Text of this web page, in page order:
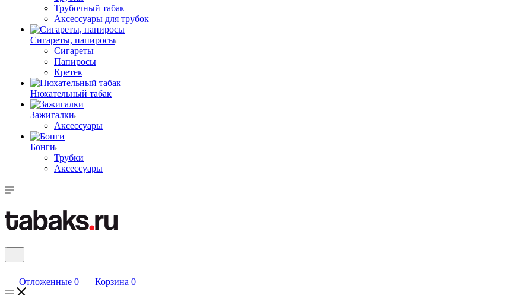
Трубочный табак
Аксессуары для трубок
Сигареты, папиросы
Сигареты
Папиросы
Кретек
Нюхательный табак
Зажигалки
Аксессуары
Бонги
Трубки
Аксессуары
Отложенные 0 Корзина 0